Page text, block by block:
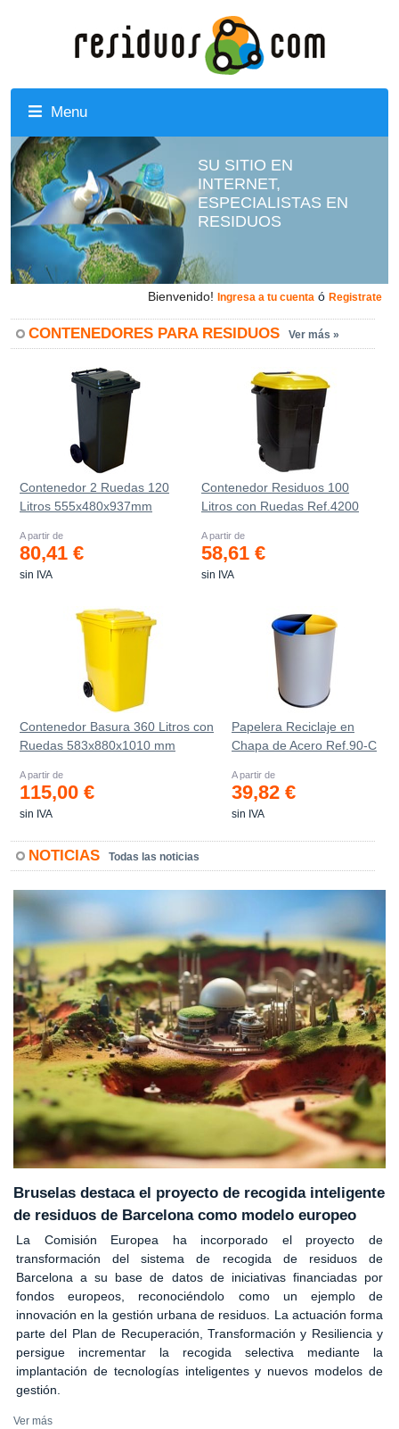
Menu
SU SITIO EN
INTERNET,
ESPECIALISTAS EN
RESIDUOS
Bienvenido! Ingresa a tu cuenta ó Registrate
CONTENEDORES PARA RESIDUOS Ver más »
Contenedor 2 Ruedas 120
Litros 555х480х937mm
A partir de
80,41 €
sin IVA
Contenedor Residuos 100
Litros con Ruedas Ref.4200
A partir de
58,61 €
sin IVA
Contenedor Basura 360 Litros con
Ruedas 583x880x1010 mm
A partir de
115,00 €
sin IVA
Papelera Reciclaje en
Chapa de Acero Ref.90-C
A partir de
39,82 €
sin IVA
NOTICIAS Todas las noticias
Bruselas destaca el proyecto de recogida inteligente
de residuos de Barcelona como modelo europeo
La Comisión Europea ha incorporado el proyecto de
transformación del sistema de recogida de residuos de
Barcelona a su base de datos de iniciativas financiadas por
fondos europeos, reconociéndolo como un ejemplo de
innovación en la gestión urbana de residuos. La actuación forma
parte del Plan de Recuperación, Transformación y Resiliencia y
persigue incrementar la recogida selectiva mediante la
implantación de tecnologías inteligentes y nuevos modelos de
gestión.
Ver más